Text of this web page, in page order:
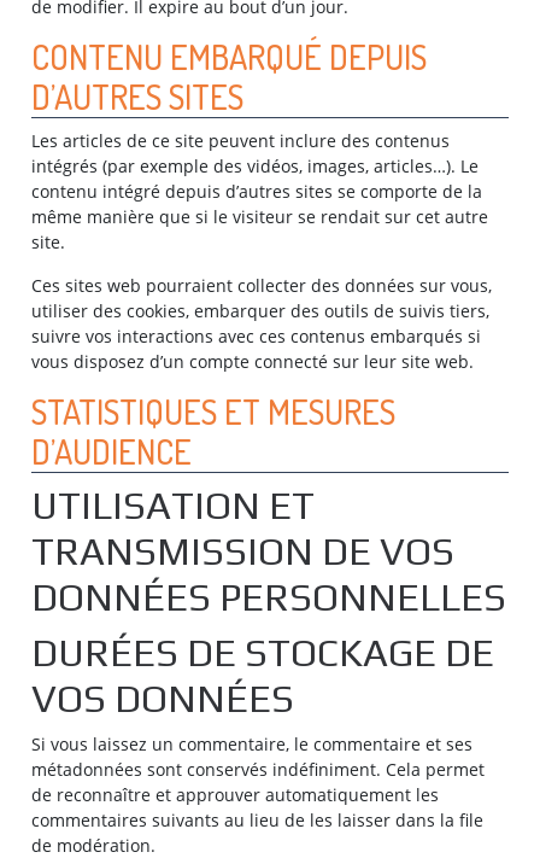
de modifier. Il expire au bout d’un jour.
CONTENU EMBARQUÉ DEPUIS
D’AUTRES SITES
Les articles de ce site peuvent inclure des contenus
intégrés (par exemple des vidéos, images, articles…). Le
contenu intégré depuis d’autres sites se comporte de la
même manière que si le visiteur se rendait sur cet autre
site.
Ces sites web pourraient collecter des données sur vous,
utiliser des cookies, embarquer des outils de suivis tiers,
suivre vos interactions avec ces contenus embarqués si
vous disposez d’un compte connecté sur leur site web.
STATISTIQUES ET MESURES
D’AUDIENCE
UTILISATION ET
TRANSMISSION DE VOS
DONNÉES PERSONNELLES
DURÉES DE STOCKAGE DE
VOS DONNÉES
Si vous laissez un commentaire, le commentaire et ses
métadonnées sont conservés indéfiniment. Cela permet
de reconnaître et approuver automatiquement les
commentaires suivants au lieu de les laisser dans la file
de modération.